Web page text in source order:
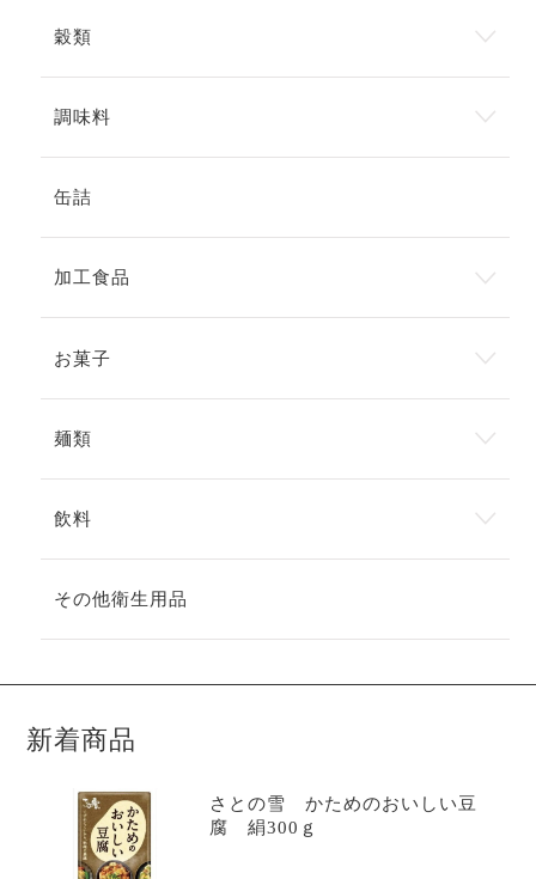
穀類
調味料
缶詰
加工食品
お菓子
麺類
飲料
その他衛生用品
新着商品
さとの雪 かためのおいしい豆
腐 絹300ｇ